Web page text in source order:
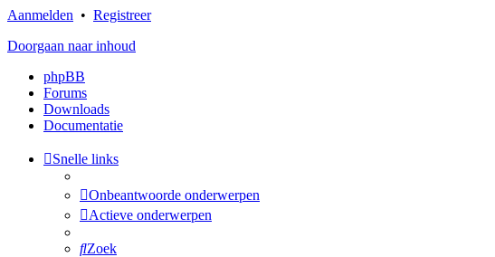
Aanmelden • Registreer
Doorgaan naar inhoud
phpBB
Forums
Downloads
Documentatie
Snelle links
Onbeantwoorde onderwerpen
Actieve onderwerpen
Zoek